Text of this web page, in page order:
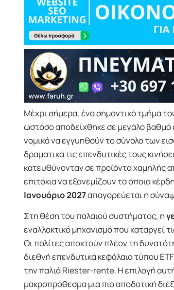
Μέχρι σήμερα, ένα σημαντικό τμήμα
ωστόσο αποδείχθηκε σε μεγάλο βαθμό
νομικά να εγγυηθούν το σύνολο των
δραματικά τις επενδυτικές τους
κατευθύνονταν σε προϊόντα χαμηλής
επιτόκια να εξανεμίζουν τα όποια
Ιανουάριο 2027απαγορεύεται η
Στη θέση του παλαιού συστήματος, η
εναλλακτικό μηχανισμό που καταργεί
Οι πολίτες αποκτούν πλέον τη
διεθνή επενδυτικά κεφάλαια τύπου
την παλιά Riester-rente. Η επιλογή
μακροπρόθεσμα μια πιο αποδοτική